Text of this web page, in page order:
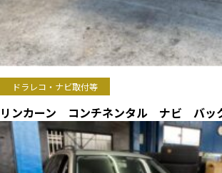
ドラレコ・ナビ取付等
リンカーン コンチネンタル ナビ バッ